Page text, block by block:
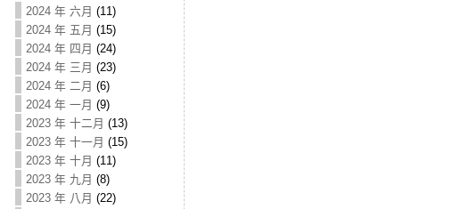
2024 年 六月 (11)
2024 年 五月 (15)
2024 年 四月 (24)
2024 年 三月 (23)
2024 年 二月 (6)
2024 年 一月 (9)
2023 年 十二月 (13)
2023 年 十一月 (15)
2023 年 十月 (11)
2023 年 九月 (8)
2023 年 八月 (22)